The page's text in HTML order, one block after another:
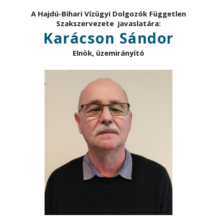
A Hajdú-Bihari Vízügyi Dolgozók Független
Szakszervezete javaslatára:
Karácson Sándor
Elnök, üzemirányító